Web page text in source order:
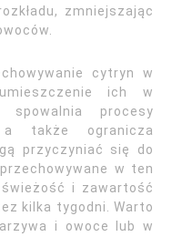
zmniejszając
cytryn w
ich w
spowalnia procesy
także ogranicza
przyczyniać się do
w ten
i zawartość
kilka tygodni. Warto
i owoce lub w